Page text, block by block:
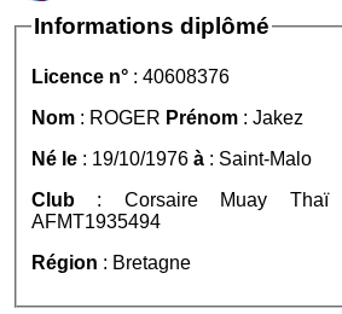
Informations diplômé
Licence n° : 40608376
Nom : ROGER Prénom : Jakez
Né le : 19/10/1976 à : Saint-Malo
Club : Corsaire Muay Thaï
AFMT1935494
Région : Bretagne